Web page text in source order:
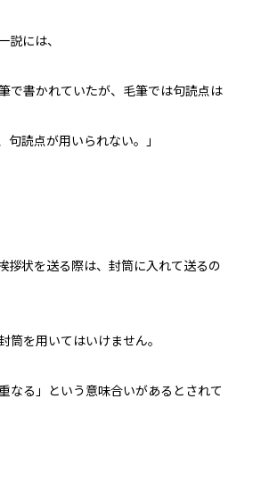
説には、
で書かれていたが、毛筆では句読点は
句読点が用いられない。」
拶状を送る際は、封筒に入れて送るの
筒を用いてはいけません。
なる」という意味合いがあるとされて